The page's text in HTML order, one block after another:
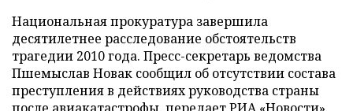
Национальная прокуратура завершила
десятилетнее расследование обстоятельств
трагедии 2010 года. Пресс-секретарь ведомства
Пшемыслав Новак сообщил об отсутствии состава
преступления в действиях руководства страны